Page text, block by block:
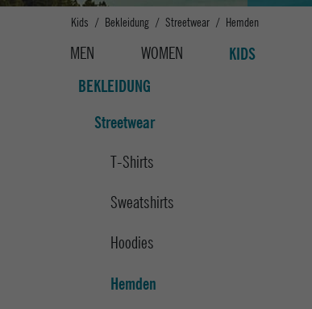
Kids Bekleidung Streetwear Hemden
MEN WOMEN
KIDS
BEKLEIDUNG
Streetwear
T-Shirts
Sweatshirts
Hoodies
Hemden